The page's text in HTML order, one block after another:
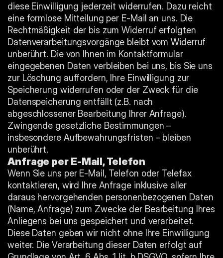
diese Einwilligung jederzeit widerrufen. Dazu reicht
eine formlose Mitteilung per E-Mail an uns. Die
Rechtmäßigkeit der bis zum Widerruf erfolgten
Datenverarbeitungsvorgänge bleibt vom Widerruf
unberührt. Die von Ihnen im Kontaktformular
eingegebenen Daten verbleiben bei uns, bis Sie uns
zur Löschung auffordern, Ihre Einwilligung zur
Speicherung widerrufen oder der Zweck für die
Datenspeicherung entfällt (z.B. nach
abgeschlossener Bearbeitung Ihrer Anfrage).
Zwingende gesetzliche Bestimmungen –
insbesondere Aufbewahrungsfristen – bleiben
unberührt.
Anfrage per E-Mail, Telefon
Wenn Sie uns per E-Mail, Telefon oder Telefax
kontaktieren, wird Ihre Anfrage inklusive aller
daraus hervorgehenden personenbezogenen Daten
(Name, Anfrage) zum Zwecke der Bearbeitung Ihres
Anliegens bei uns gespeichert und verarbeitet.
Diese Daten geben wir nicht ohne Ihre Einwilligung
weiter. Die Verarbeitung dieser Daten erfolgt auf